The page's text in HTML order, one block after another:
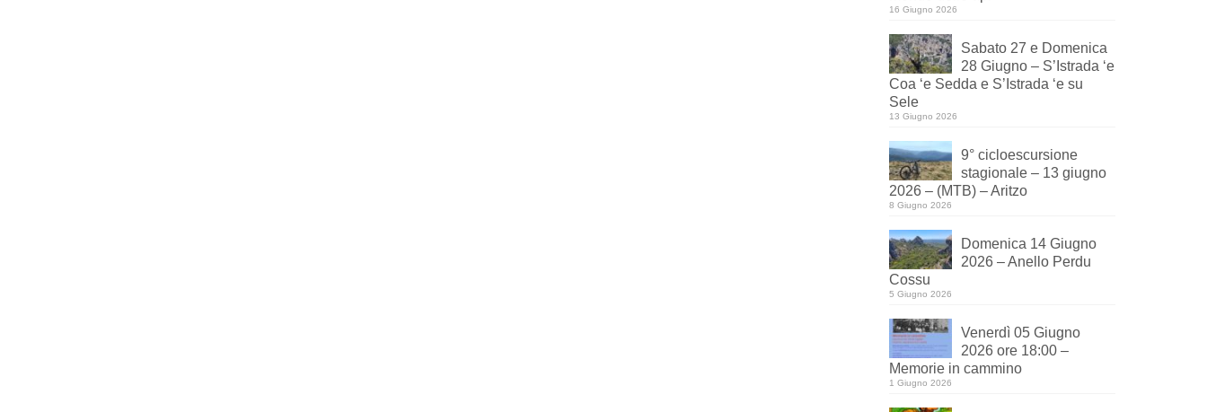
16 Giugno 2026
Sabato 27 e Domenica
28 Giugno – S’Istrada ‘e
Coa ‘e Sedda e S’Istrada ‘e su
Sele
13 Giugno 2026
9° cicloescursione
stagionale – 13 giugno
2026 – (MTB) – Aritzo
8 Giugno 2026
Domenica 14 Giugno
2026 – Anello Perdu
Cossu
5 Giugno 2026
Venerdì 05 Giugno
2026 ore 18:00 –
Memorie in cammino
1 Giugno 2026